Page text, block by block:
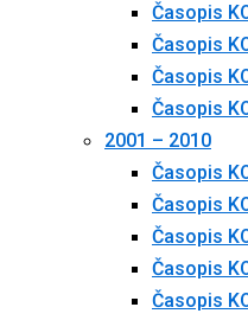
Časopis
Časopis
Časopis
Časopis
2001 – 2010
Časopis
Časopis
Časopis
Časopis
Časopis